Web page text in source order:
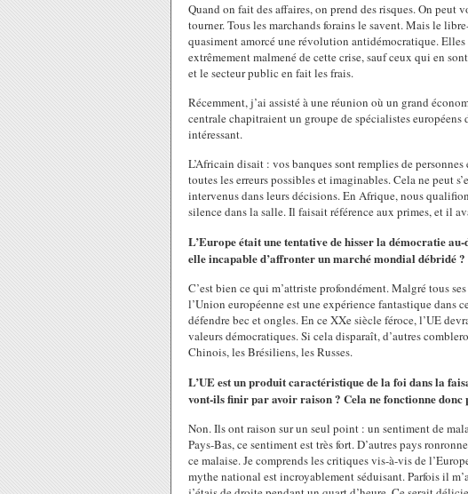
Quand on fait des affaires, on prend des risques. On peut
tourner. Tous les marchands forains le savent. Mais le
quasiment amorcé une révolution antidémocratique.
extrêmement malmené de cette crise, sauf ceux qui en
et le secteur public en fait les frais.
Récemment, j’ai assisté à une réunion où un grand
centrale chapitraient un groupe de spécialistes
intéressant.
L’Africain disait : vos banques sont remplies de
toutes les erreurs possibles et imaginables. Cela ne peut
intervenus dans leurs décisions. En Afrique, nous
silence dans la salle. Il faisait référence aux primes, et il
L’Europe était une tentative de hisser la démocratie
elle incapable d’affronter un marché mondial débridé ?
C’est bien ce qui m’attriste profondément. Malgré tous
l’Union européenne est une expérience fantastique dans
défendre bec et ongles. En ce XXe siècle féroce, l’UE
valeurs démocratiques. Si cela disparaît, d’autres
Chinois, les Brésiliens, les Russes.
L’UE est un produit caractéristique de la foi dans la
vont-ils finir par avoir raison ? Cela ne fonctionne donc
Non. Ils ont raison sur un seul point : un sentiment de
Pays-Bas, ce sentiment est très fort. D’autres pays
ce malaise. Je comprends les critiques vis-à-vis de
mythe national est incroyablement séduisant. Parfois il